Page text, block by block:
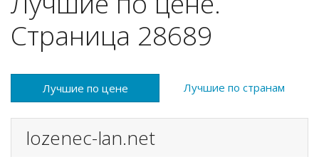
Страница 28689
Лучшие по цене Лучшие по странам
lozenec-lan.net